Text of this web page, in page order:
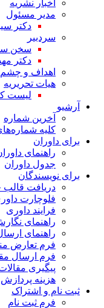
اخبار نشریه
مدیر مسئول
دکتر
سردبیر
سخن
دکتر
اهداف و چشم
هیات تحریریه
لیست
آرشیو
آخرین شماره
کلیه
برای داوران
راهنمای
جدول داوران
برای نویسندگان
دریافت قالب
فلوچارت
فرایند داوری
راهنمای
راهنمای
فرم تعارض
فرم ارسال
پیگیری
هزینه پردازش
ثبت نام و اشتراک
فرم ثبت نام